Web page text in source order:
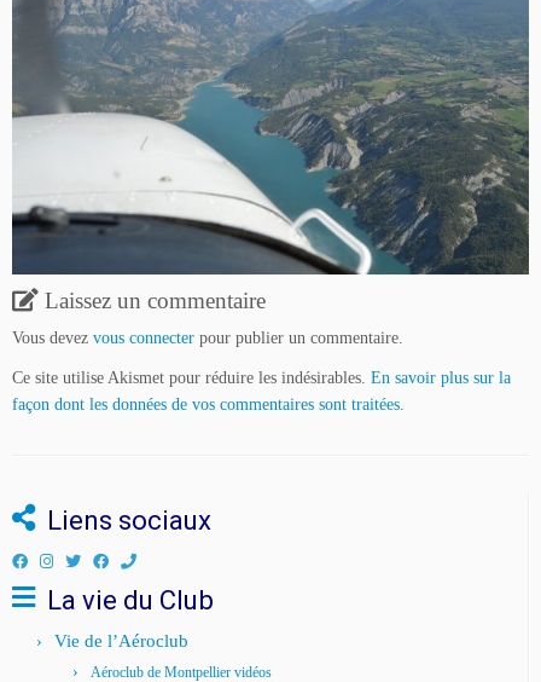
Laissez un commentaire
Vous devez vous connecter pour publier un commentaire.
Ce site utilise Akismet pour réduire les indésirables. En savoir plus sur la
façon dont les données de vos commentaires sont traitées
Liens sociaux
La vie du Club
Vie de l’Aéroclub
Aéroclub de Montpellier vidéos